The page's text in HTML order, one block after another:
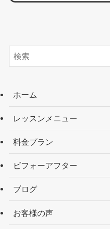
ホーム
レッスンメニュー
料金プラン
ビフォーアフター
ブログ
お客様の声